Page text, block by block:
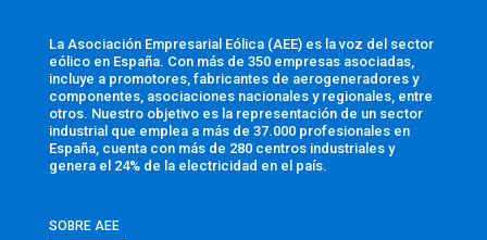
La Asociación Empresarial Eólica (AEE) es la voz del sector
eólico en España. Con más de 350 empresas asociadas,
incluye a promotores, fabricantes de aerogeneradores y
componentes, asociaciones nacionales y regionales, entre
otros. Nuestro objetivo es la representación de un sector
industrial que emplea a más de 37.000 profesionales en
España, cuenta con más de 280 centros industriales y
genera el 24% de la electricidad en el país.
SOBRE AEE